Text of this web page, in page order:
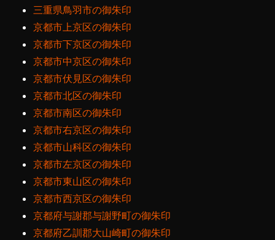
三重県鳥羽市の御朱印
京都市上京区の御朱印
京都市下京区の御朱印
京都市中京区の御朱印
京都市伏見区の御朱印
京都市北区の御朱印
京都市南区の御朱印
京都市右京区の御朱印
京都市山科区の御朱印
京都市左京区の御朱印
京都市東山区の御朱印
京都市西京区の御朱印
京都府与謝郡与謝野町の御朱印
京都府乙訓郡大山崎町の御朱印